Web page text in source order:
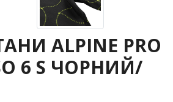
ALPINE PRO
6 S ЧОРНИЙ/